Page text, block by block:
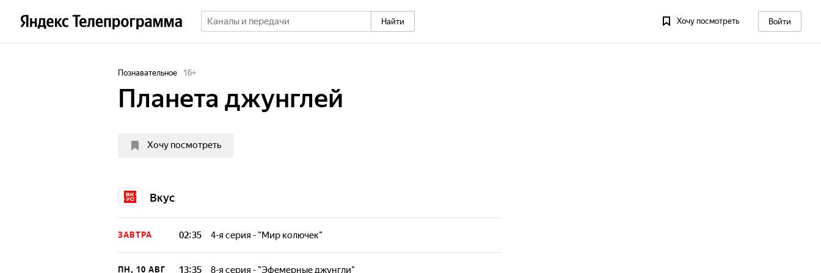
Найти Хочу посмотреть Войти
Познавательное 16+
Планета джунглей
Хочу посмотреть
Вкус
ЗАВТРА 02:35 4-я серия - "Мир колючек"
Лес колючек на острове Мадагаскар стал домом для множества
растений и животных, которым удалось адаптироваться к суровой
ПН, 10 АВГ 13:35 8-я серия - "Эфемерные джунгли"